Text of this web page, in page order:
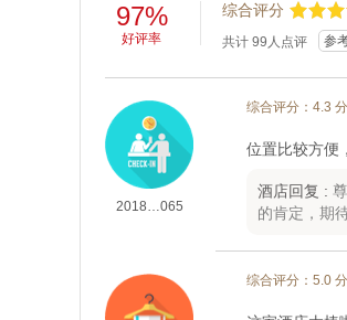
97%
好评率
综合评分
共计 99 人点评
2018…065
综合评分：4.3 分
位置比较方便
酒店回复 :
的肯定，期
综合评分：5.0 分